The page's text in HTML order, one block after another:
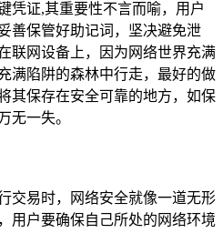
凭证,其重要性不言而喻，用户
善保管好助记词，坚决避免泄
联网设备上，因为网络世界充满
满陷阱的森林中行走，最好的做
其保存在安全可靠的地方，如保
无一失。
交易时，网络安全就像一道无形
用户要确保自己所处的网络环境